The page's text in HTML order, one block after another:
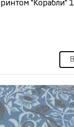
"Корабли"